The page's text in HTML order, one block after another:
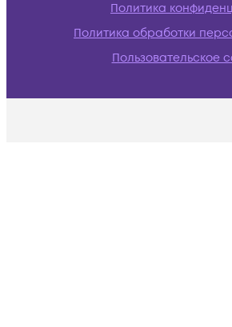
Политика
Политика обработки
Пользовательское